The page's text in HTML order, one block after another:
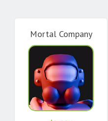
Mortal Company